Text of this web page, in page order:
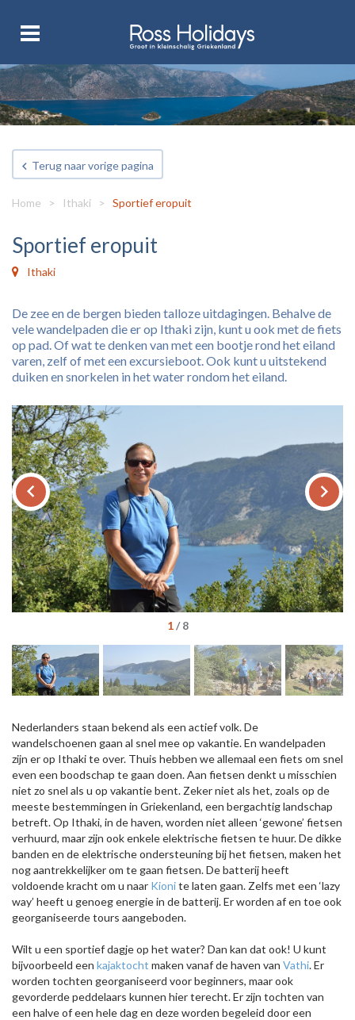
Terug naar vorige pagina
Home > Ithaki > Sportief eropuit
Sportief eropuit
Ithaki
De zee en de bergen bieden talloze uitdagingen. Behalve de
vele wandelpaden die er op Ithaki zijn, kunt u ook met de fiets
op pad. Of wat te denken van met een bootje rond het eiland
varen, zelf of met een excursieboot. Ook kunt u uitstekend
duiken en snorkelen in het water rondom het eiland.
keyboard_arrow_left keyboard_arrow_right
1/8
Nederlanders staan bekend als een actief volk. De
wandelschoenen gaan al snel mee op vakantie. En wandelpaden
zijn er op Ithaki te over. Thuis hebben we allemaal een fiets om snel
even een boodschap te gaan doen. Aan fietsen denkt u misschien
niet zo snel als u op vakantie bent. Zeker niet als het, zoals op de
meeste bestemmingen in Griekenland, een bergachtig landschap
betreft. Op Ithaki, in de haven, worden niet alleen ‘gewone’ fietsen
verhuurd, maar zijn ook enkele elektrische fietsen te huur. De dikke
banden en de elektrische ondersteuning bij het fietsen, maken het
nog aantrekkelijker om te gaan fietsen. De batterij heeft
voldoende kracht om u naar Kionite laten gaan. Zelfs met een ‘lazy
way’ heeft u genoeg energie in de batterij. Er worden af en toe ook
georganiseerde tours aangeboden.
Wilt u een sportief dagje op het water? Dan kan dat ook! U kunt
bijvoorbeeld een kajaktocht maken vanaf de haven van Vathi. Er
worden tochten georganiseerd voor beginners, maar ook
gevorderde peddelaars kunnen hier terecht. Er zijn tochten van
een halve of een hele dag en deze worden begeleid door een